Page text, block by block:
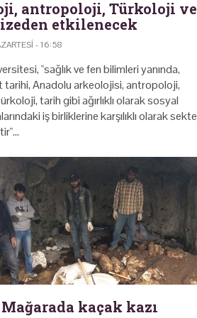
antropoloji, Türkoloji ve
etkilenecek
- 16:58
"sağlık ve fen bilimleri yanında,
tarihi, Anadolu arkeolojisi, antropoloji,
tarih gibi ağırlıklı olarak sosyal
iş birliklerine karşılıklı olarak sekte
kaçak kazı